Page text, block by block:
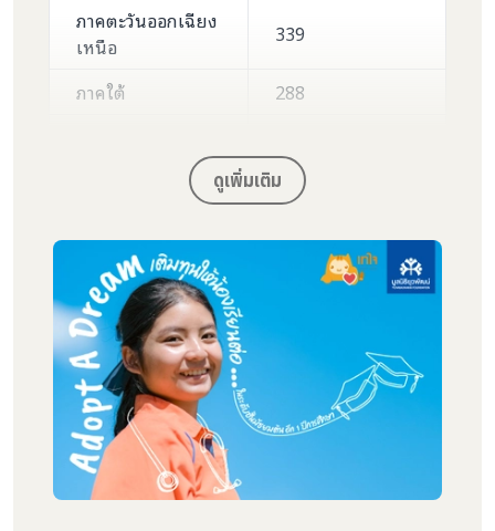
ภาคตะวันออกเฉียง
เหนือ
339
ภาคใต้
288
.... นักเรียนทุนส่วนใหญ่อยู่ในวัย “หัวเลี้ยวหัวต่อ”
ม.4 ซึ่งเป็นวัยที่มีความเสี่ยงสูงในการหลุดออกจาก
ระบบการศึกษา มาจับมือให้น้องนักเรียน 1157 คนได้
เดินตามล่าความฝันกันต่อไป ด้วยการมอบทุนเทอม 2
คนละ 3,500 บาทได้เรียนต่อ
ทั้งนี้ยุวพัฒน์และอาสาสมัคร: เราจะเติมพลังที่ช่วยประ
คับประคองเด็กให้อยู่ในระบบจนจบการศึกษา ปัจจุบัน
มีอาสาสมัครทั้งหมด 80 คน ร่วมดูแลนักเรียนทุนผ่าน
หลากหลายช่องทางการสื่อสาร ทั้งทางโทรศัพท์
ดูเพิ่มเติม